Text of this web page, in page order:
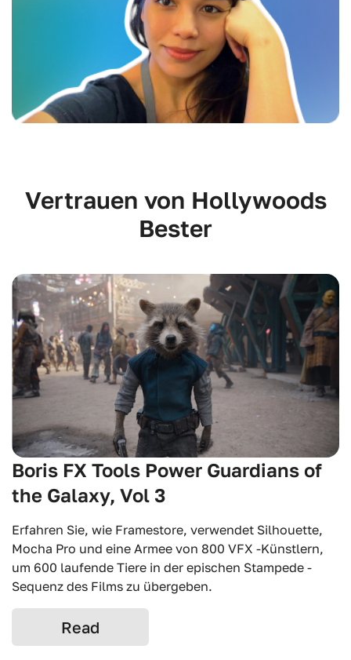
Vertrauen von Hollywoods
Bester
Boris FX Tools Power Guardians of
the Galaxy, Vol 3
Erfahren Sie, wie Framestore, verwendet Silhouette,
Mocha Pro und eine Armee von 800 VFX -Künstlern,
um 600 laufende Tiere in der epischen Stampede -
Sequenz des Films zu übergeben.
Read